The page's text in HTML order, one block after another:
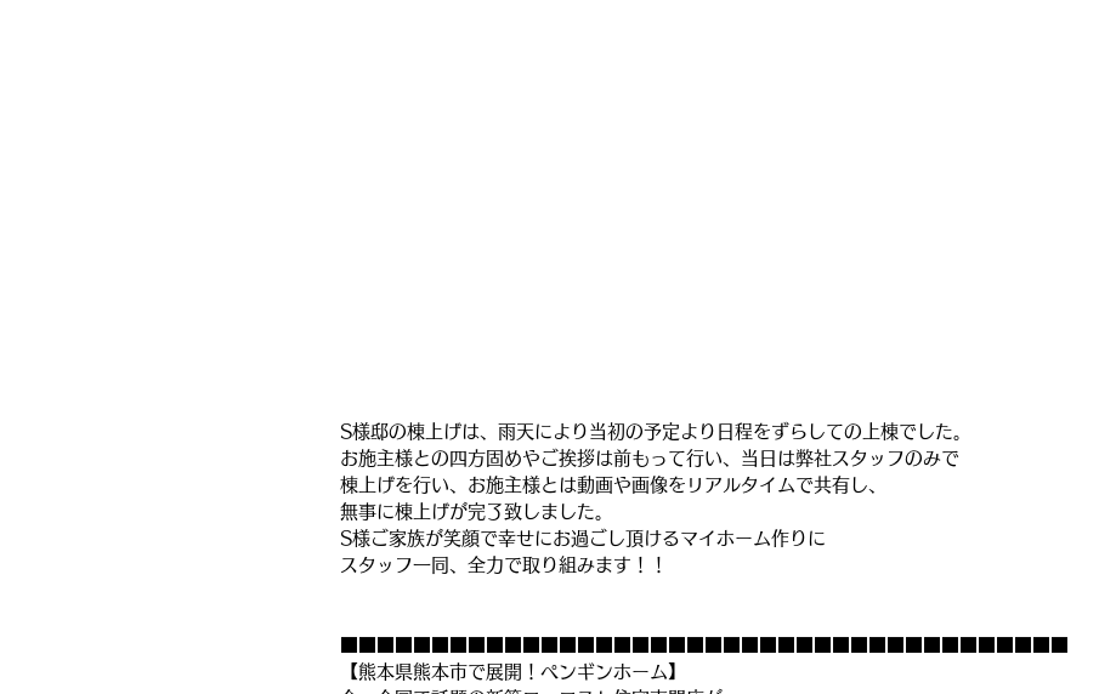
S様邸の棟上げは、雨天により当初の予定より日程をずらしての上棟でした。
お施主様との四方固めやご挨拶は前もって行い、当日は弊社スタッフのみで
棟上げを行い、お施主様とは動画や画像をリアルタイムで共有し、
無事に棟上げが完了致しました。
S様ご家族が笑顔で幸せにお過ごし頂けるマイホーム作りに
スタッフ一同、全力で取り組みます！！
【熊本県熊本市で展開！ペンギンホーム】